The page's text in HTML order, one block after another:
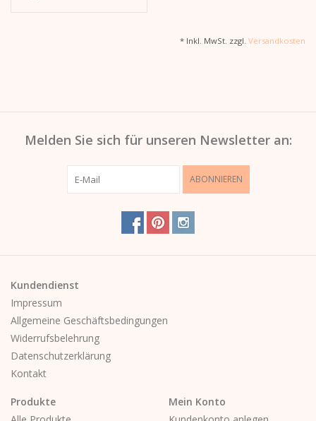
* Inkl. MwSt. zzgl. Versandkosten
Melden Sie sich für unseren Newsletter an:
ABONNIEREN
Kundendienst
Impressum
Allgemeine Geschäftsbedingungen
Widerrufsbelehrung
Datenschutzerklärung
Kontakt
Produkte
Mein Konto